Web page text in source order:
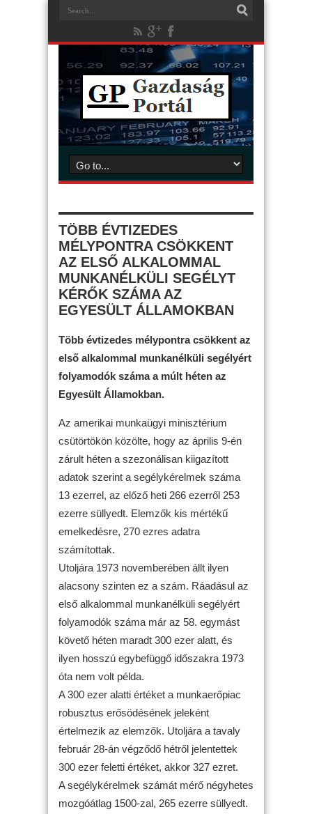
TÖBB ÉVTIZEDES
MÉLYPONTRA CSÖKKENT
AZ ELSŐ ALKALOMMAL
MUNKANÉLKÜLI SEGÉLYT
KÉRŐK SZÁMA AZ
EGYESÜLT ÁLLAMOKBAN
Több évtizedes mélypontra csökkent az
első alkalommal munkanélküli segélyért
folyamodók száma a múlt héten az
Egyesült Államokban.
Az amerikai munkaügyi minisztérium
csütörtökön közölte, hogy az április 9-én
zárult héten a szezonálisan kiigazított
adatok szerint a segélykérelmek száma
13 ezerrel, az előző heti 266 ezerről 253
ezerre süllyedt. Elemzők kis mértékű
emelkedésre, 270 ezres adatra
számítottak.
Utoljára 1973 novemberében állt ilyen
alacsony szinten ez a szám. Ráadásul az
első alkalommal munkanélküli segélyért
folyamodók száma már az 58. egymást
követő héten maradt 300 ezer alatt, és
ilyen hosszú egybefüggő időszakra 1973
óta nem volt példa.
A 300 ezer alatti értéket a munkaerőpiac
robusztus erősödésének jeleként
értelmezik az elemzők. Utoljára a tavaly
február 28-án végződő hétről jelentettek
300 ezer feletti értéket, akkor 327 ezret.
A segélykérelmek számát mérő négyhetes
mozgóátlag 1500-zal, 265 ezerre süllyedt.